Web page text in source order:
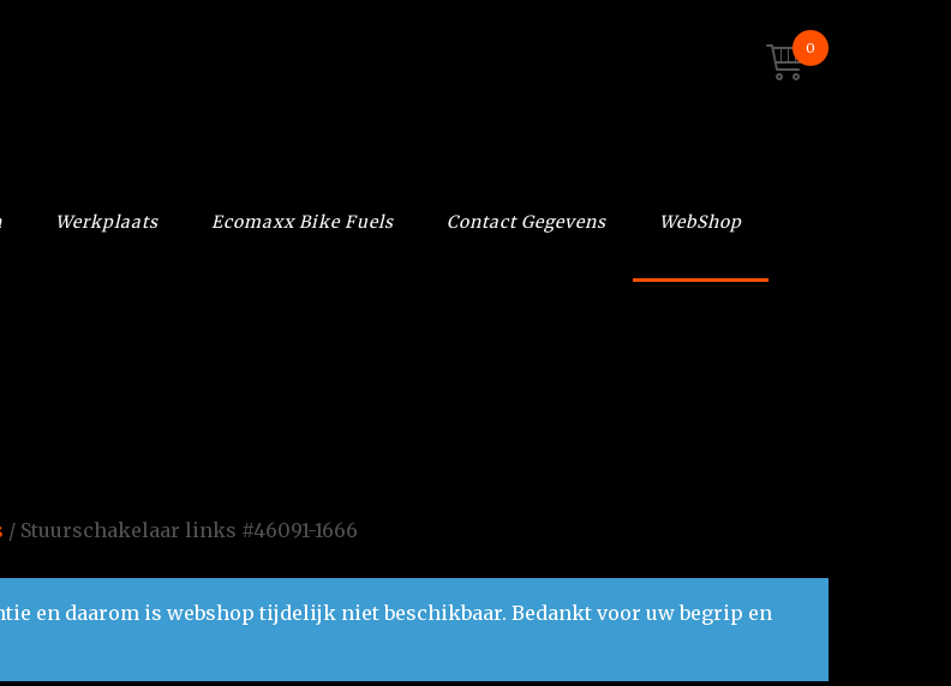
Werkplaats Ecomaxx Bike Fuels Contact Gegevens WebShop
0
/ Stuurschakelaar links #46091-1666
en daarom is webshop tijdelijk niet beschikbaar. Bedankt voor uw begrip en